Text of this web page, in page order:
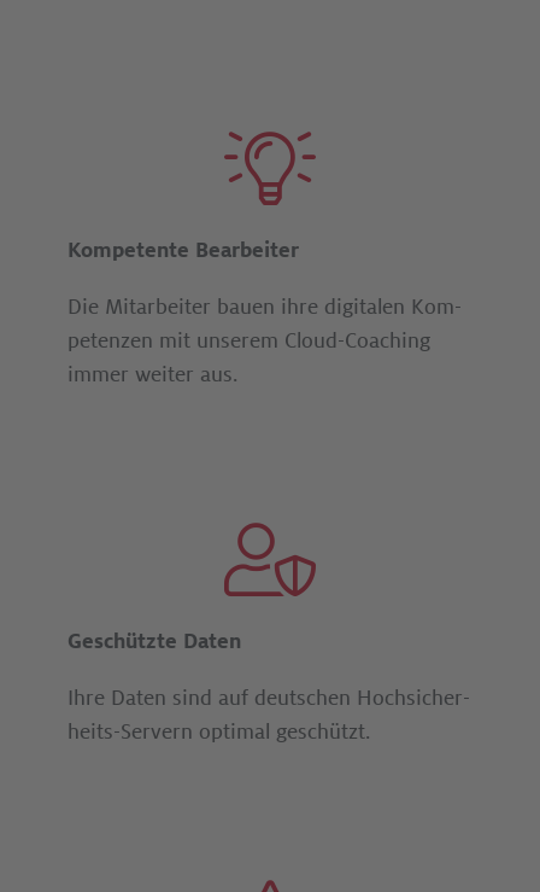
Kompetente Bearbeiter
Die Mitarbeiter bauen ihre digitalen Kom­
pe­ten­zen mit unserem Cloud-Coaching
immer weiter aus.
Geschützte Daten
Ihre Daten sind auf deutschen Hoch­sicher­
heits-­Servern optimal ge­schützt.